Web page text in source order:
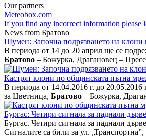
Our partners
Meteobox.com
If you find any incorrect information please
News from Братово
Шумен: Започна подрязването на
В периода от 14 до 20 април ще се
Братово – Божурка, Драгановец –
Кастрят клони по общинската пътна
В периода от 14.04.2016 г. до
за Цветница, Братово – Божурка,
Бургас: Четири сигнала за паднали
Бургас. Четири сигнала за паднали
Сигналите са били за ул.